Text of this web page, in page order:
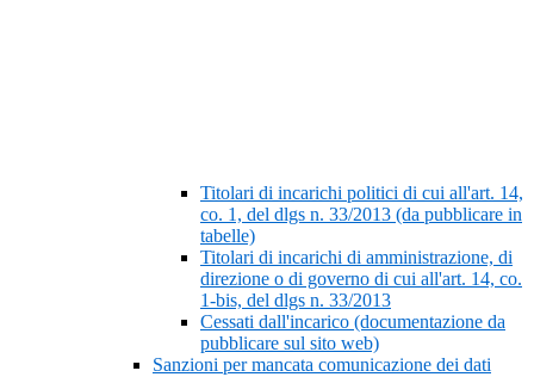
Titolari di incarichi politici di cui all'art. 14,
co. 1, del dlgs n. 33/2013 (da pubblicare in
tabelle)
Titolari di incarichi di amministrazione, di
direzione o di governo di cui all'art. 14, co.
1-bis, del dlgs n. 33/2013
Cessati dall'incarico (documentazione da
pubblicare sul sito web)
Sanzioni per mancata comunicazione dei dati